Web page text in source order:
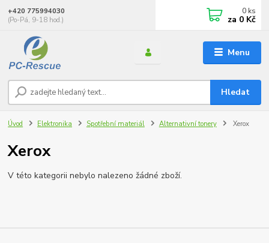
Menu
Hledat
+420 775994030
(Po-Pá, 9-18 hod.)
0 ks
za 0 Kč
Úvod Elektronika Spotřební materiál Alternativní tonery Xerox
Xerox
V této kategorii nebylo nalezeno žádné zboží.